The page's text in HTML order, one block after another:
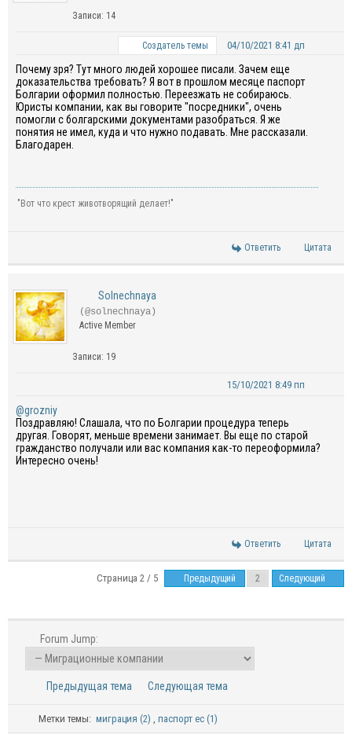
Записи: 14
Создатель темы 04/10/2021 8:41 дп
Почему зря? Тут много людей хорошее писали. Зачем еще
доказательства требовать? Я вот в прошлом месяце паспорт
Болгарии оформил полностью. Переезжать не собираюсь.
Юристы компании, как вы говорите "посредники", очень
помогли с болгарскими документами разобраться. Я же
понятия не имел, куда и что нужно подавать. Мне рассказали.
Благодарен.
"Вот что крест животворящий делает!"
Ответить Цитата
Solnechnaya
(@solnechnaya)
Active Member
Записи: 19
15/10/2021 8:49 пп
@grozniy
Поздравляю! Слашала, что по Болгарии процедура теперь
другая. Говорят, меньше времени занимает. Вы еще по старой
гражданство получали или вас компания как-то переоформила?
Интересно очень!
Ответить Цитата
Страница 2 / 5 Предыдущий Следующий
Forum Jump:
Предыдущая тема Следующая тема
Метки темы: миграция (2), паспорт ес (1)